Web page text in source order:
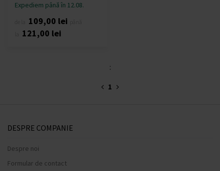
Expediem până în 12.08.
109,00 lei
121,00 lei
:
1
DESPRE COMPANIE
Despre noi
Formular de contact